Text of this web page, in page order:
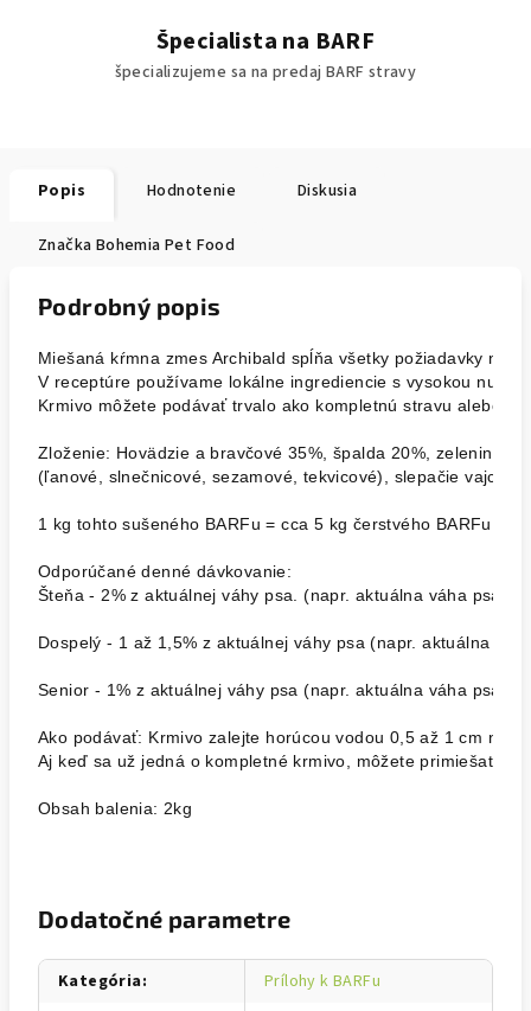
Špecialista na BARF
špecializujeme sa na predaj BARF stravy
Popis Hodnotenie Diskusia
Značka Bohemia Pet Food
Podrobný popis
Miešaná kŕmna zmes Archibald spĺňa všetky požiadavky na
V receptúre používame lokálne ingrediencie s vysokou
Krmivo môžete podávať trvalo ako kompletnú stravu alebo
Zloženie: Hovädzie a bravčové 35%, špalda 20%, zelenina
(ľanové, slnečnicové, sezamové, tekvicové), slepačie vajcia
1 kg tohto sušeného BARFu = cca 5 kg čerstvého BARFu
Odporúčané denné dávkovanie:
Šteňa - 2% z aktuálnej váhy psa. (napr. aktuálna váha psa
Dospelý - 1 až 1,5% z aktuálnej váhy psa (napr. aktuálna
Senior - 1% z aktuálnej váhy psa (napr. aktuálna váha psa
Ako podávať: Krmivo zalejte horúcou vodou 0,5 až 1 cm
Aj keď sa už jedná o kompletné krmivo, môžete primiešať aj
Dodatočné parametre
Kategória:
Prílohy k BARFu